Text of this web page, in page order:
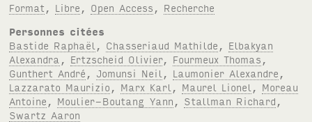
Format
Libre Open Access
Recherche
Personnes citées
Bastide Raphaël
Chasseriaud Mathilde
Elbakyan
Alexandra
Ertzscheid Olivier, Fourmeux Thomas
Gunthert André
Jomunsi Neil Laumonier Alexandre
Lazzarato Maurizio
Marx Karl Maurel Lionel
Moreau
Antoine
Moulier-Boutang Yann Stallman Richard
Swartz Aaron